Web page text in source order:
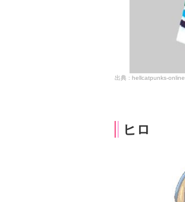
hellcatpunks-
ヒロ